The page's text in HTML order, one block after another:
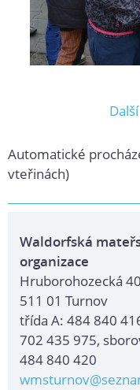
Automatické
vteřinách)
Waldorfská
organizace
Hruborohozecká
511 01 Turnov
třída A: 484 840
702 435 975,
484 840 420